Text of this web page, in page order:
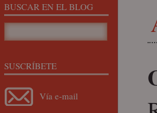
BUSCAR EN EL BLOG
SUSCRÍBETE
Vía e-mail